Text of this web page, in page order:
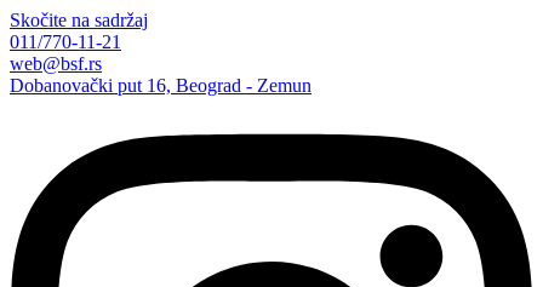
Skočite na sadržaj
011/770-11-21
web@bsf.rs
Dobanovački put 16, Beograd - Zemun